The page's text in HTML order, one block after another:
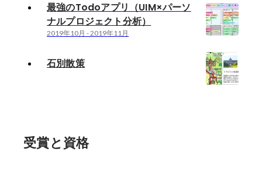
最強のTodoアプリ（UIM×パーソ
ナルプロジェクト分析）
2019年10月 -2019年11月
石別散策
受賞と資格